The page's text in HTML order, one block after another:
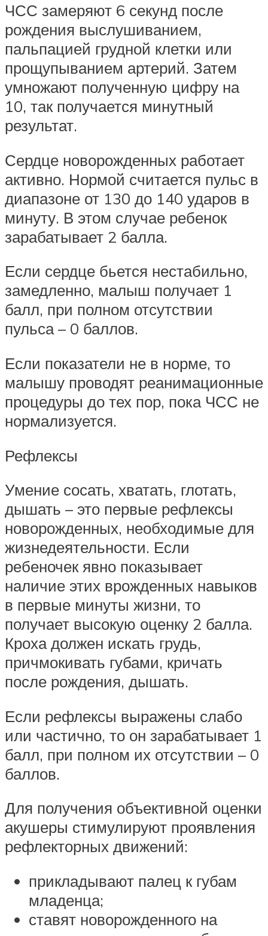
ЧСС замеряют 6 секунд после
рождения выслушиванием,
пальпацией грудной клетки или
прощупыванием артерий. Затем
умножают полученную цифру на
10, так получается минутный
результат.
Сердце новорожденных работает
активно. Нормой считается пульс в
диапазоне от 130 до 140 ударов в
минуту. В этом случае ребенок
зарабатывает 2 балла.
Если сердце бьется нестабильно,
замедленно, малыш получает 1
балл, при полном отсутствии
пульса – 0 баллов.
Если показатели не в норме, то
малышу проводят реанимационные
процедуры до тех пор, пока ЧСС не
нормализуется.
Рефлексы
Умение сосать, хватать, глотать,
дышать – это первые рефлексы
новорожденных, необходимые для
жизнедеятельности. Если
ребеночек явно показывает
наличие этих врожденных навыков
в первые минуты жизни, то
получает высокую оценку 2 балла.
Кроха должен искать грудь,
причмокивать губами, кричать
после рождения, дышать.
Если рефлексы выражены слабо
или частично, то он зарабатывает 1
балл, при полном их отсутствии – 0
баллов.
Для получения объективной оценки
акушеры стимулируют проявления
рефлекторных движений:
прикладывают палец к губам
младенца;
ставят новорожденного на